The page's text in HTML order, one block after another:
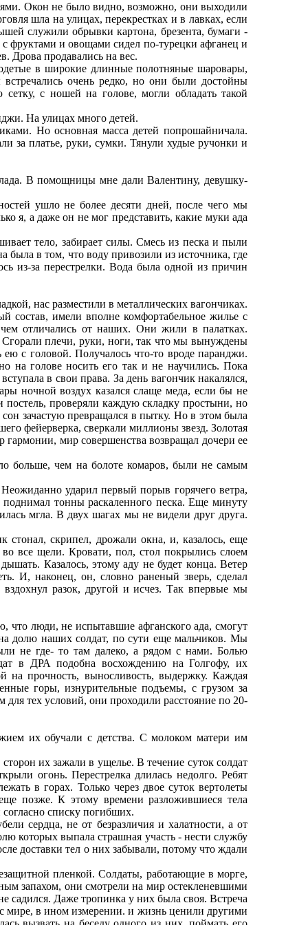
Окон не было видно, возможно, они выходили
шла на улицах, перекрестках и в лавках, если
служили обрывки картона, брезента, бумаги -
фруктами и овощами сидел по-турецки афганец и
Дрова продавались на вес.
в широкие длинные полотняные шаровары,
очень редко, но они были достойны
с ношей на голове, могли обладать такой
На улицах много детей.
Но основная масса детей попрошайничала.
за платье, руки, сумки. Тянули худые ручонки и
В помощницы мне дали Валентину, девушку-
ушло не более десяти дней, после чего мы
я, а даже он не мог представить, какие муки ада
тело, забирает силы. Смесь из песка и пыли
в том, что воду привозили из источника, где
из-за перестрелки. Вода была одной из причин
нас разместили в металлических вагончиках.
состав, имели вполне комфортабельное жилье с
отличались от наших. Они жили в палатках.
Сгорали плечи, руки, ноги, так что мы вынуждены
с головой. Получалось что-то вроде паранджи.
на голове носить его так и не научились. Пока
в свои права. За день вагончик накалялся,
ночной воздух казался слаще меда, если бы не
проверяли каждую складку простыни, но
сон зачастую превращался в пытку. Но в этом была
фейерверка, сверкали миллионы звезд. Золотая
мир совершенства возвращал дочери ее
больше, чем на болоте комаров, были не самым
ударил первый порыв горячего ветра,
поднимал тонны раскаленного песка. Еще минуту
мгла. В двух шагах мы не видели друг друга.
стонал, скрипел, дрожали окна, и, казалось, еще
все щели. Кровати, пол, стол покрылись слоем
Казалось, этому аду не будет конца. Ветер
И, наконец, он, словно раненый зверь, сделал
разок, другой и исчез. Так впервые мы
люди, не испытавшие афганского ада, смогут
на долю наших солдат, по сути еще мальчиков. Мы
не где- то там далеко, а рядом с нами. Болью
в ДРА подобна восхождению на Голгофу, их
на прочность, выносливость, выдержку. Каждая
горы, изнурительные подъемы, с грузом за
тех условий, они проходили расстояние по 20-
их обучали с детства. С молоком матери им
их зажали в ущелье. В течение суток солдат
огонь. Перестрелка длилась недолго. Ребят
в горах. Только через двое суток вертолеты
позже. К этому времени разложившиеся тела
списку погибших.
сердца, не от безразличия и халатности, а от
которых выпала страшная участь - нести службу
доставки тел о них забывали, потому что ждали
пленкой. Солдаты, работающие в морге,
запахом, они смотрели на мир остекленевшими
садился. Даже тропинка у них была своя. Встреча
мире, в ином измерении. и жизнь ценили другими